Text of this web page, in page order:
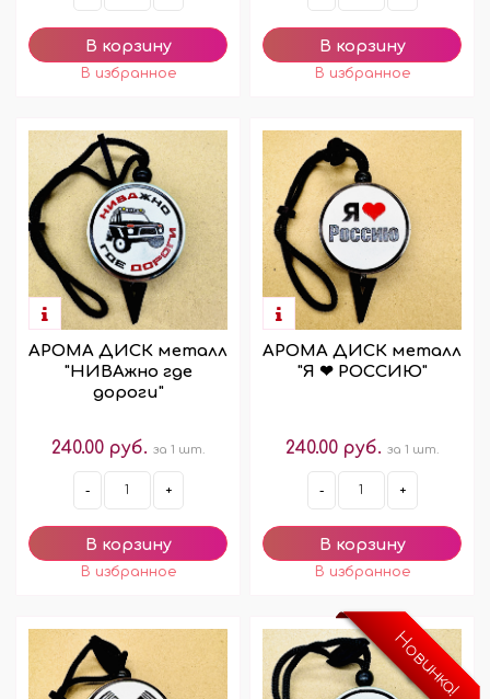
АРОМА ДИСК металл
"НИВАжно где
дороги"
240.00 руб. за 1 шт.
- +
АРОМА ДИСК металл
"Я ❤ РОССИЮ"
240.00 руб. за 1 шт.
- +
Новинка!